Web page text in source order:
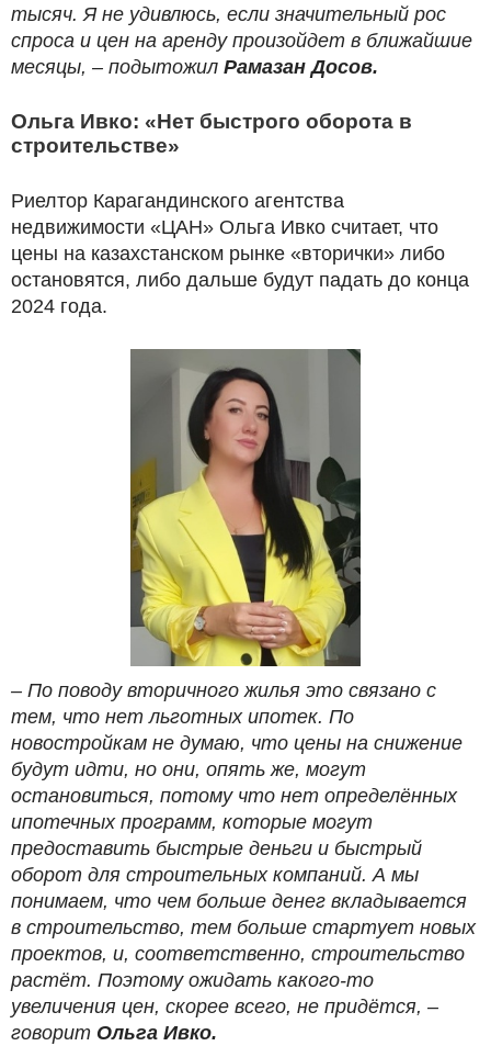
тысяч. Я не удивлюсь, если значительный рос
спроса и цен на аренду произойдет в ближайшие
месяцы, – подытожил Рамазан Досов.
Ольга Ивко: «Нет быстрого оборота в
строительстве»
Риелтор Карагандинского агентства
недвижимости «ЦАН» Ольга Ивко считает, что
цены на казахстанском рынке «вторички» либо
остановятся, либо дальше будут падать до конца
2024 года.
– По поводу вторичного жилья это связано с
тем, что нет льготных ипотек. По
новостройкам не думаю, что цены на снижение
будут идти, но они, опять же, могут
остановиться, потому что нет определённых
ипотечных программ, которые могут
предоставить быстрые деньги и быстрый
оборот для строительных компаний. А мы
понимаем, что чем больше денег вкладывается
в строительство, тем больше стартует новых
проектов, и, соответственно, строительство
растёт. Поэтому ожидать какого-то
увеличения цен, скорее всего, не придётся, –
говорит Ольга Ивко.